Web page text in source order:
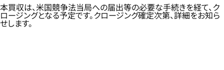
本買収は、米国競争法当局への届出等の必要な手続きを経て、ク
ロージングとなる予定です。クロージング確定次第、詳細をお知ら
せします。